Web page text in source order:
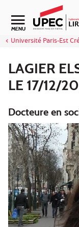
Aller au contenu
Navigation
MENU
Université Paris-Est
LAGIER
LE 17/12/
Docteure en